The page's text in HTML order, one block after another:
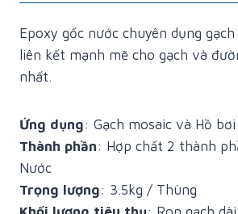
Epoxy gốc nước chuyên dụng
liên kết mạnh mẽ cho gạch và
nhất.
Ứng dụng: Gạch mosaic và Hồ bơi
Thành phần: Hợp chất 2 thành
Nước
Trọng lượng: 3.5kg / Thùng